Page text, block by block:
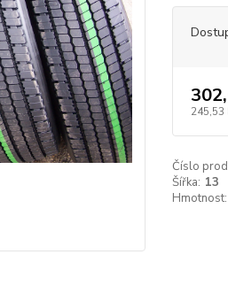
245,53
Číslo
Šířka: 13
Hmotnost: